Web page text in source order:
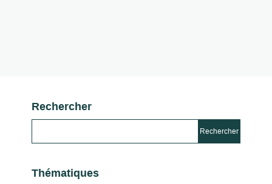
Rechercher
Thématiques